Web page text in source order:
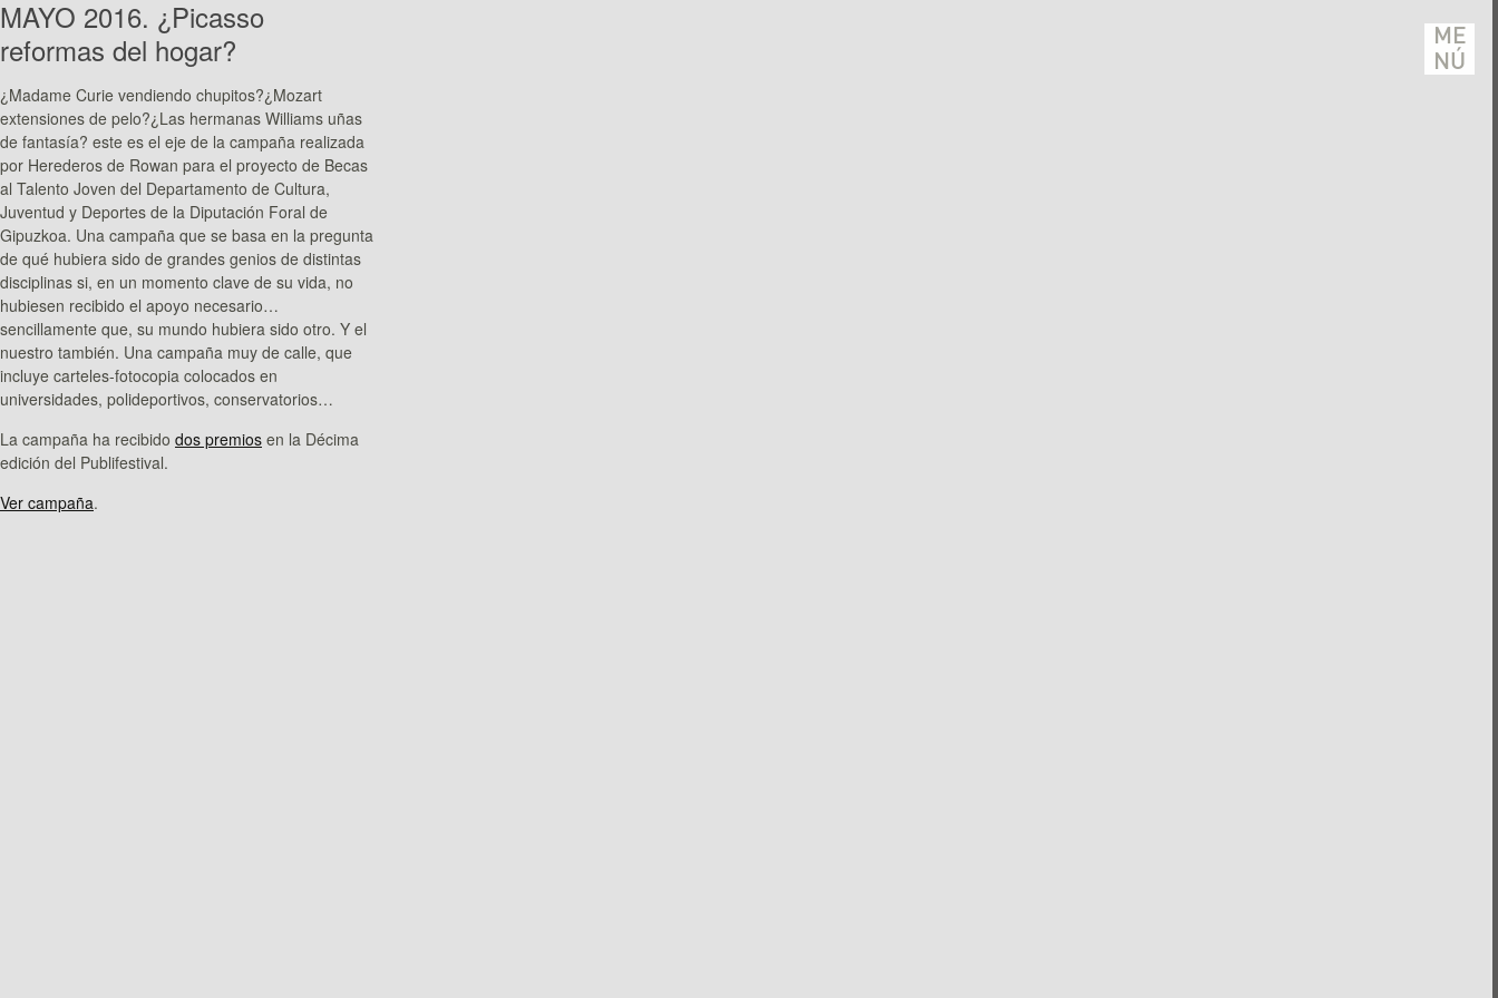
ME
NÚ
MAYO 2016. ¿Picasso
reformas del hogar?
¿Madame Curie vendiendo chupitos?¿Mozart
extensiones de pelo?¿Las hermanas Williams uñas
de fantasía? este es el eje de la campaña realizada
por Herederos de Rowan para el proyecto de Becas
al Talento Joven del Departamento de Cultura,
Juventud y Deportes de la Diputación Foral de
Gipuzkoa. Una campaña que se basa en la pregunta
de qué hubiera sido de grandes genios de distintas
disciplinas si, en un momento clave de su vida, no
hubiesen recibido el apoyo necesario…
sencillamente que, su mundo hubiera sido otro. Y el
nuestro también. Una campaña muy de calle, que
incluye carteles-fotocopia colocados en
universidades, polideportivos, conservatorios…
La campaña ha recibido dos premios en la Décima
edición del Publifestival.
Ver campaña.